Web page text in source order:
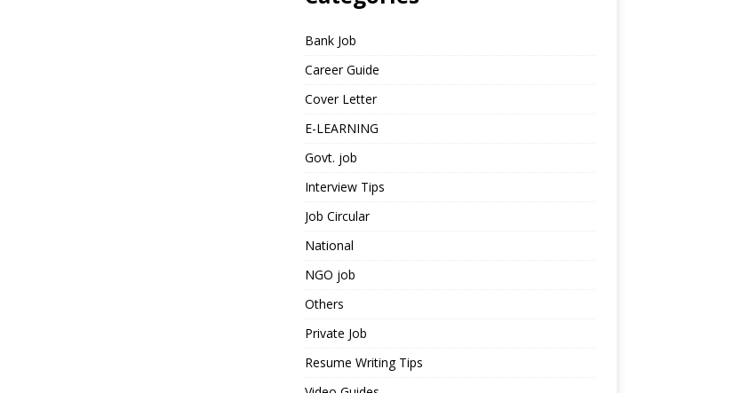
Bank Job
Career Guide
Cover Letter
E-LEARNING
Govt. job
Interview Tips
Job Circular
National
NGO job
Others
Private Job
Resume Writing Tips